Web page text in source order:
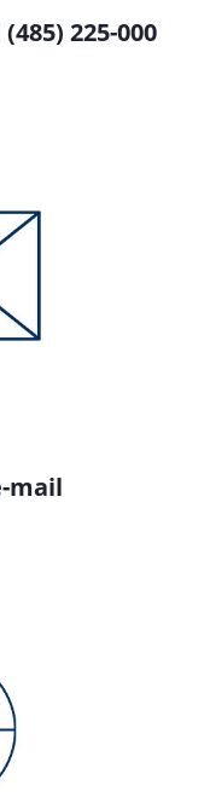
225-000
mail